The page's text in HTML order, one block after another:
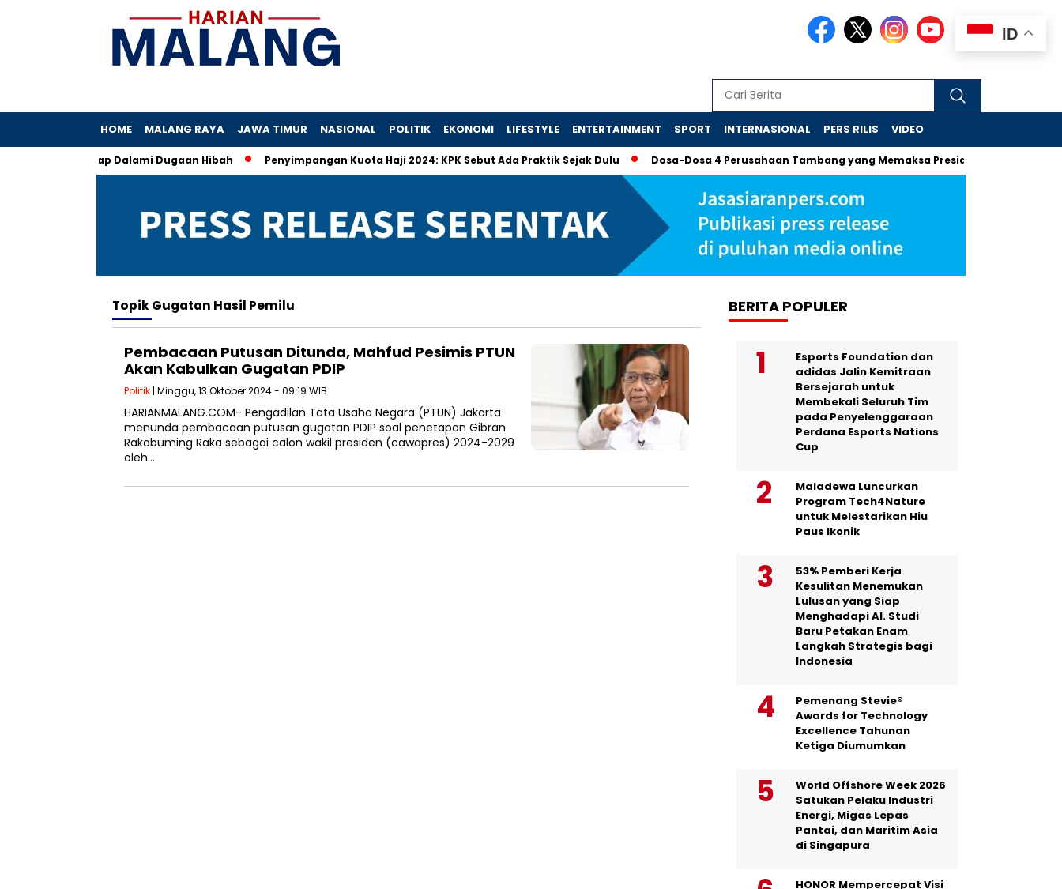
HOME MALANG RAYA JAWA TIMUR NASIONAL POLITIK EKONOMI LIFESTYLE ENTERTAINMENT SPORT INTERNASIONAL PERS RILIS VIDEO
KPK Siap Dalami Dugaan Hibah Penyimpangan Kuota Haji 2024: KPK Sebut Ada Praktik Sejak Dulu Dosa-Dosa 4 Perusahaan Tambang yang Memaksa Presiden Turun Tangan di
TopikGugatan Hasil Pemilu
Pembacaan Putusan Ditunda, Mahfud Pesimis PTUN
Akan Kabulkan Gugatan PDIP
Politik | Minggu, 13 Oktober 2024 - 09:19 WIB
HARIANMALANG.COM- Pengadilan Tata Usaha Negara (PTUN) Jakarta
menunda pembacaan putusan gugatan PDIP soal penetapan Gibran
Rakabuming Raka sebagai calon wakil presiden (cawapres) 2024-2029
oleh…
BERITA POPULER
Esports Foundation dan
adidas Jalin Kemitraan
Bersejarah untuk
Membekali Seluruh Tim
pada Penyelenggaraan
Perdana Esports Nations
Cup
Maladewa Luncurkan
Program Tech4Nature
untuk Melestarikan Hiu
Paus Ikonik
53% Pemberi Kerja
Kesulitan Menemukan
Lulusan yang Siap
Menghadapi AI. Studi
Baru Petakan Enam
Langkah Strategis bagi
Indonesia
Pemenang Stevie®
Awards for Technology
Excellence Tahunan
Ketiga Diumumkan
World Offshore Week 2026
Satukan Pelaku Industri
Energi, Migas Lepas
Pantai, dan Maritim Asia
di Singapura
HONOR Mempercepat Visi
ID